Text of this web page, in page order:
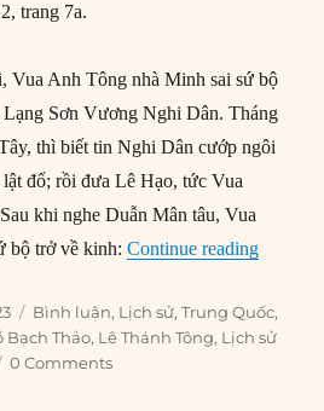
trang 7a.
Vua Anh Tông nhà Minh sai sứ bộ
Lạng Sơn Vương Nghi Dân. Tháng
thì biết tin Nghi Dân cướp ngôi
đổ; rồi đưa Lê Hạo, tức Vua
khi nghe Duẫn Mân tâu, Vua
bộ trở về kinh:Continue reading“Đại
Categories
Bình luận, Lịch sử,Trung Quốc,
Bạch Thảo, Lê Thánh Tông, Lịch sử
0 Comments